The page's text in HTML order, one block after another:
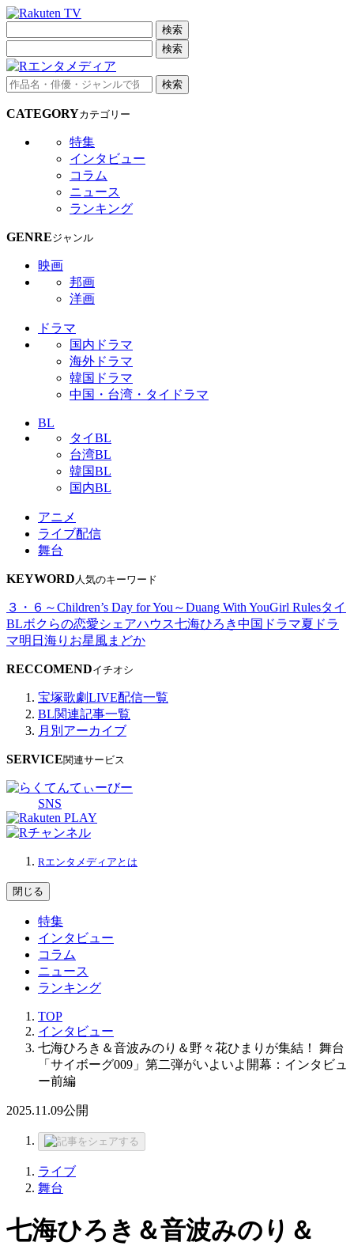
検索
検索
検索
CATEGORYカテゴリー
特集
インタビュー
コラム
ニュース
ランキング
GENREジャンル
映画
邦画
洋画
ドラマ
国内ドラマ
海外ドラマ
韓国ドラマ
中国・台湾・タイドラマ
BL
タイBL
台湾BL
韓国BL
国内BL
アニメ
ライブ配信
舞台
KEYWORD 人気のキーワード
３・６～Children’s Day for You～Duang With YouGirl Rulesタイ
BLボクらの恋愛シェアハウス七海ひろき中国ドラマ夏ドラ
マ明日海りお星風まどか
RECCOMENDイチオシ
宝塚歌劇LIVE配信一覧
BL関連記事一覧
月別アーカイブ
SERVICE関連サービス
SNS
Rエンタメディアとは
閉じる
特集
インタビュー
コラム
ニュース
ランキング
TOP
インタビュー
七海ひろき＆音波みのり＆野々花ひまりが集結！ 舞台
「サイボーグ009」第二弾がいよいよ開幕：インタビュ
ー前編
2025.11.09公開
ライブ
舞台
七海ひろき＆音波みのり＆